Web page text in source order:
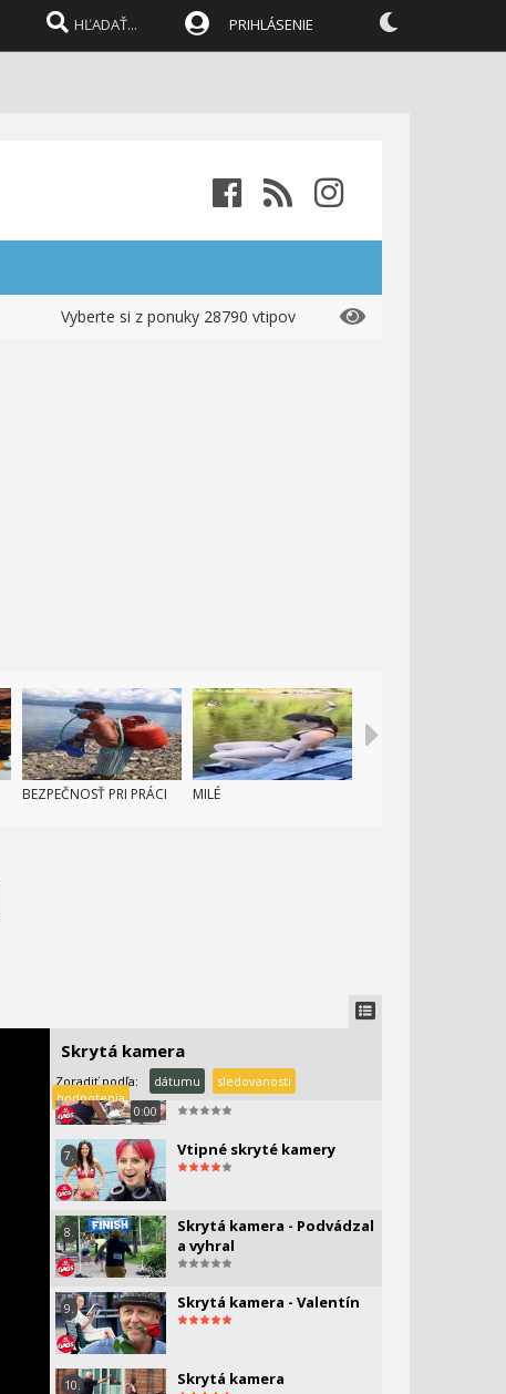
PRIHLÁSENIE
Vyberte si z ponuky 28790 vtipov
BEZPEČNOSŤ PRI PRÁCI MILÉ
Skrytá kamera
Zoradiť podľa: dátumu
sledovanosti
hodnotenia
0:00
1. Skrytá kamera
2. Skrytá kamera
0:00
6.
Najhoršie páry v skrytej
kamere
7. Vtipné skryté kamery
8.
Skrytá kamera - Podvádzal
a vyhral
9. Skrytá kamera - Valentín
10. Skrytá kamera